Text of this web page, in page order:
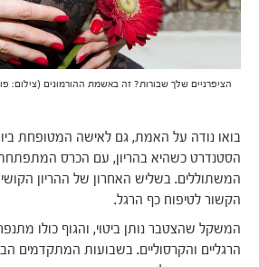
הציפרניים שלך שבורות? זה באשמת ההורמונים (צילום:
בואו נודה על האמת, גם לאישה המטופחת
הסטנדרט כשהיא בהריון, עם הכרס המתפתחת
המשתוללים. בשליש האחרון של ההריון
הקשור לטיפוח כף הרגל.
המשקל שהצטבר נותן ביטוי, והגוף כולו
הרגליים והקרסוליים. בשבועות המתקדמים